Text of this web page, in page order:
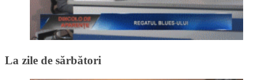
La zile de sărbători